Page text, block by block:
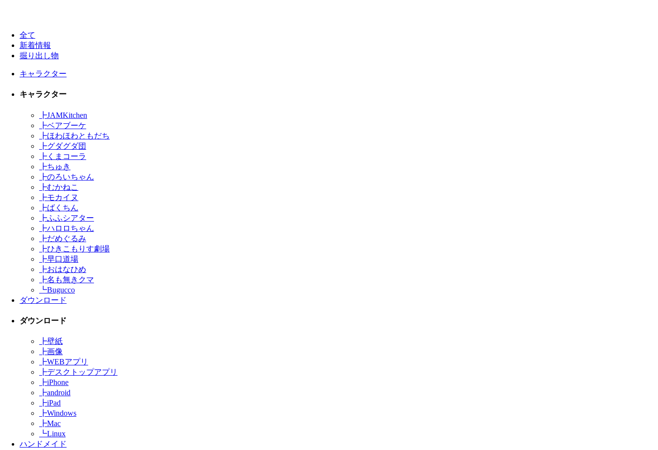
全て
新着情報
掘り出し物
キャラクター
キャラクター
┣JAMKitchen
┣ベアブーケ
┣ほわほわともだち
┣グダグダ団
┣ くまコーラ
┣ちゅき
┣のろいちゃん
┣むかねこ
┣モカイヌ
┣ばくちん
┣ふふシアター
┣ハロロちゃん
┣だめぐるみ
┣ひきこもりす劇場
┣早口道場
┣おはなひめ
┣名も無きクマ
┗Bugucco
ダウンロード
ダウンロード
┣壁紙
┣画像
┣WEBアプリ
┣デスクトップアプリ
┣iPhone
┣android
┣iPad
┣Windows
┣Mac
┗Linux
ハンドメイド